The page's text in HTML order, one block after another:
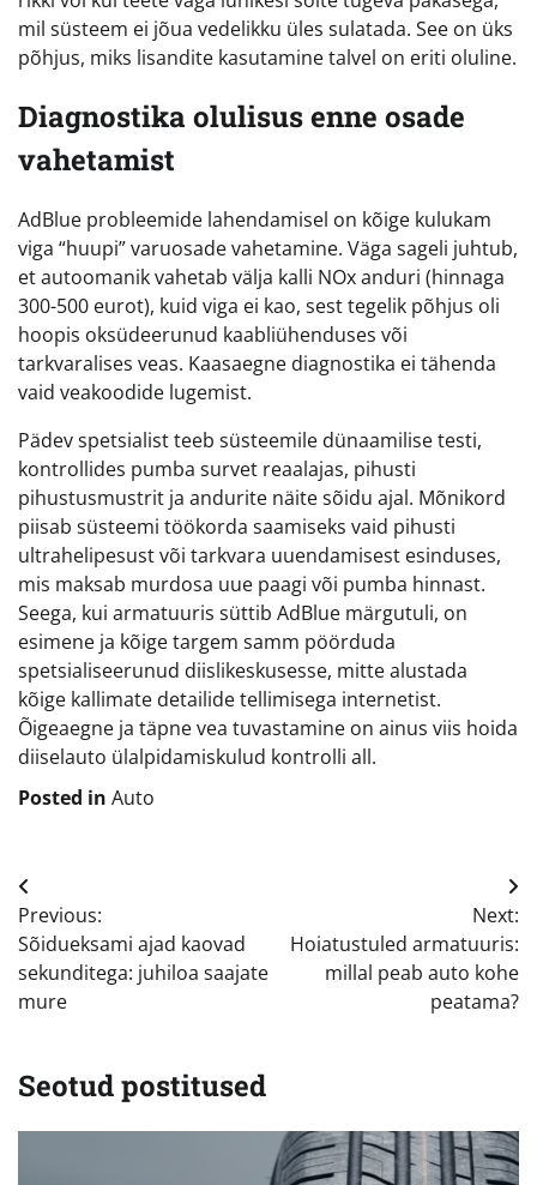
mil süsteem ei jõua vedelikku üles sulatada. See on üks
põhjus, miks lisandite kasutamine talvel on eriti oluline.
Diagnostika olulisus enne osade
vahetamist
AdBlue probleemide lahendamisel on kõige kulukam
viga “huupi” varuosade vahetamine. Väga sageli juhtub,
et autoomanik vahetab välja kalli NOx anduri (hinnaga
300-500 eurot), kuid viga ei kao, sest tegelik põhjus oli
hoopis oksüdeerunud kaabliühenduses või
tarkvaralises veas. Kaasaegne diagnostika ei tähenda
vaid veakoodide lugemist.
Pädev spetsialist teeb süsteemile dünaamilise testi,
kontrollides pumba survet reaalajas, pihusti
pihustusmustrit ja andurite näite sõidu ajal. Mõnikord
piisab süsteemi töökorda saamiseks vaid pihusti
ultrahelipesust või tarkvara uuendamisest esinduses,
mis maksab murdosa uue paagi või pumba hinnast.
Seega, kui armatuuris süttib AdBlue märgutuli, on
esimene ja kõige targem samm pöörduda
spetsialiseerunud diislikeskusesse, mitte alustada
kõige kallimate detailide tellimisega internetist.
Õigeaegne ja täpne vea tuvastamine on ainus viis hoida
diiselauto ülalpidamiskulud kontrolli all.
Posted in Auto
Navigeerimine
Previous:
Sõidueksami ajad kaovad
sekunditega: juhiloa saajate
mure
Next:
Hoiatustuled armatuuris:
millal peab auto kohe
peatama?
Seotud postitused